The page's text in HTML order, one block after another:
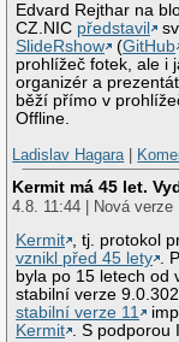
Edvard Rejthar na
CZ.NIC představil
SlideRshow
(GitHub
prohlížeč fotek, ale i
organizér a
běží přímo v
Offline.
Ladislav Hagara|
Kermit má 45 let.
4.8. 11:44 | Nová verze
Kermit , tj. protokol
vznikl před 45 lety .
byla po 15 letech od
stabilní verze
stabilní verze 11
Kermit . S podporou